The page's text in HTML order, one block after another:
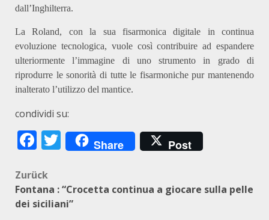
dall’Inghilterra.
La Roland, con la sua fisarmonica digitale in continua
evoluzione tecnologica, vuole così contribuire ad espandere
ulteriormente l’immagine di uno strumento in grado di
riprodurre le sonorità di tutte le fisarmoniche pur mantenendo
inalterato l’utilizzo del mantice.
condividi su:
Facebook
Twitter
Share Post
Beitragsnavigation
Zurück
Fontana : “Crocetta continua a giocare sulla pelle
dei siciliani”